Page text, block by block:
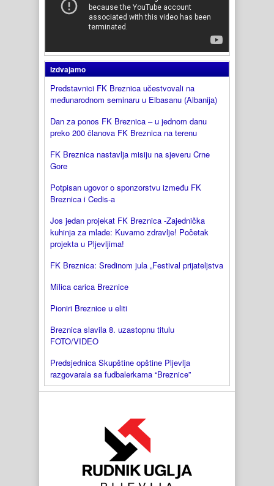
Izdvajamo
Predstavnici FK Breznica učestvovali na
međunarodnom seminaru u Elbasanu (Albanija)
Dan za ponos FK Breznica – u jednom danu
preko 200 članova FK Breznica na terenu
FK Breznica nastavlja misiju na sjeveru Crne
Gore
Potpisan ugovor o sponzorstvu između FK
Breznica i Cedis-a
Jos jedan projekat FK Breznica -Zajednička
kuhinja za mlade: Kuvamo zdravlje! Početak
projekta u Pljevljima!
FK Breznica: Sredinom jula „Festival prijateljstva
Milica carica Breznice
Pioniri Breznice u eliti
Breznica slavila 8. uzastopnu titulu
FOTO/VIDEO
Predsjednica Skupštine opštine Pljevlja
razgovarala sa fudbalerkama “Breznice”